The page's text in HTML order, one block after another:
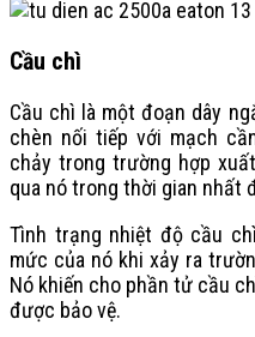
Cầu chì
Cầu chì là một đoạn dây
chèn nối tiếp với mạch
chảy trong trường hợp
qua nó trong thời gian nhất
Tình trạng nhiệt độ cầu
mức của nó khi xảy ra
Nó khiến cho phần tử cầu
được bảo vệ.